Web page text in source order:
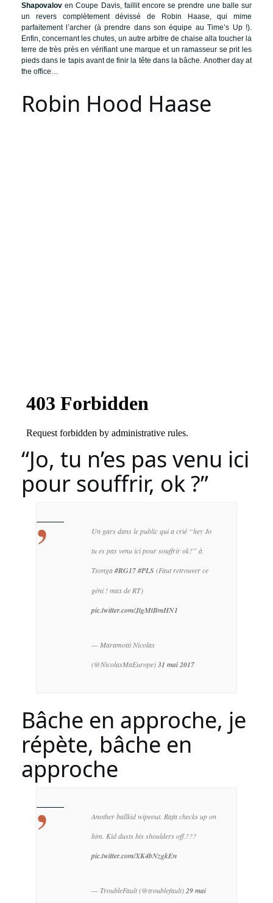
Shapovalov en Coupe Davis, faillit encore se prendre une balle sur
un revers complètement dévissé de Robin Haase, qui mime
parfaitement l’archer (à prendre dans son équipe au Time’s Up !).
Enfin, concernant les chutes, un autre arbitre de chaise alla toucher la
terre de très près en vérifiant une marque et un ramasseur se prit les
pieds dans le tapis avant de finir la tête dans la bâche. Another day at
the office…
Robin Hood Haase
“Jo, tu n’es pas venu ici
pour souffrir, ok ?”
Un gars dans le public qui a crié “hey Jo
tu es pas venu ici pour souffrir ok?” à
Tsonga#RG17#PLS(Faut retrouver ce
géni ! max de RT)
pic.twitter.com/JtgMtBmHN1
— Maramotti Nicolas
(@NicolasMaEurope)31 mai 2017
Bâche en approche, je
répète, bâche en
approche
Another ballkid wipeout. Rafa checks up on
him. Kid dusts his shoulders off.???
pic.twitter.com/XK4bNzgkEn
— TroubleFault (@troublefault)29 mai